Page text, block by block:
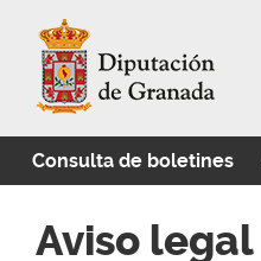
Consulta de boletines
Aviso legal